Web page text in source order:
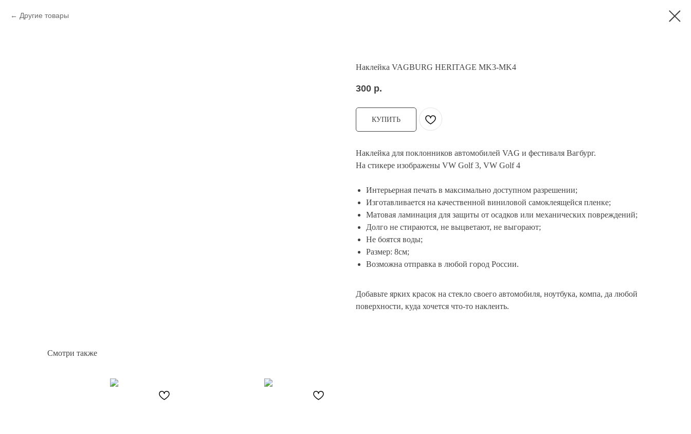
Другие товары
Наклейка VAGBURG HERITAGE MK3-MK4
300 р.
КУПИТЬ
Наклейка для поклонников автомобилей VAG и фестиваля Вагбург.
На стикере изображены VW Golf 3, VW Golf 4
Интерьерная печать в максимально доступном разрешении;
Изготавливается на качественной виниловой самоклеящейся пленке;
Матовая ламинация для защиты от осадков или механических повреждений;
Долго не стираются, не выцветают, не выгорают;
Не боятся воды;
Размер: 8см;
Возможна отправка в любой город России.
Добавьте ярких красок на стекло своего автомобиля, ноутбука, компа, да любой
поверхности, куда хочется что-то наклеить.
Смотри также